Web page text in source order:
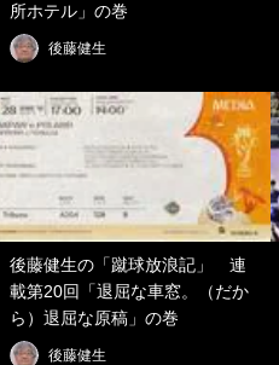
所ホテル」の巻
後藤健生
後藤健生の「蹴球放浪記」 連
載第20回「退屈な車窓。（だか
ら）退屈な原稿」の巻
後藤健生